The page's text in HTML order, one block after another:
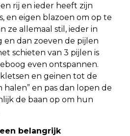
rij en ieder heeft zijn
en eigen blazoen om op te
ze allemaal stil, ieder in
en dan zoeven de pijlen
schieten van 3 pijlen is
even ontspannen.
en geinen tot de
en pas dan lopen de
de baan op om hun
belangrijk